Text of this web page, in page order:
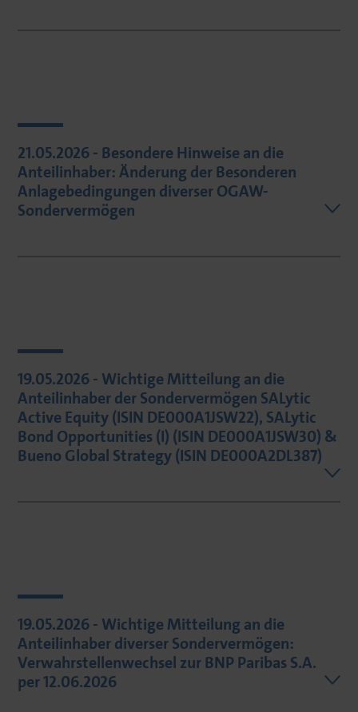
21.05.2026 - Besondere Hinweise an die
Anteilinhaber: Änderung der Besonderen
Anlagebedingungen diverser OGAW-
Sondervermögen
19.05.2026 - Wichtige Mitteilung an die
Anteilinhaber der Sondervermögen SALytic
Active Equity (ISIN DE000A1JSW22), SALytic
Bond Opportunities (I) (ISIN DE000A1JSW30) &
Bueno Global Strategy (ISIN DE000A2DL387)
19.05.2026 - Wichtige Mitteilung an die
Anteilinhaber diverser Sondervermögen:
Verwahrstellenwechsel zur BNP Paribas S.A.
per 12.06.2026